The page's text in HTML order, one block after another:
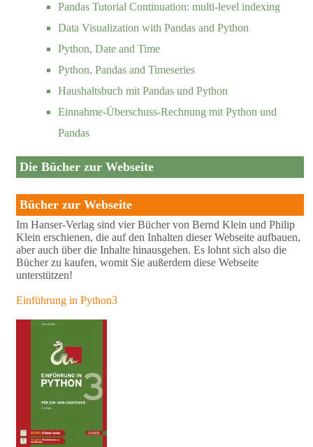
Pandas Tutorial Continuation: multi-level indexing
Data Visualization with Pandas and Python
Python, Date and Time
Python, Pandas and Timeseries
Haushaltsbuch mit Pandas und Python
Einnahme-Überschuss-Rechnung mit Python und
Pandas
Die Bücher zur Webseite
Bücher zur Webseite
Im Hanser-Verlag sind vier Bücher von Bernd Klein und Philip
Klein erschienen, die auf den Inhalten dieser Webseite aufbauen,
aber auch über die Inhalte hinausgehen. Es lohnt sich also die
Bücher zu kaufen, womit Sie außerdem diese Webseite
unterstützen!
Einführung in Python3